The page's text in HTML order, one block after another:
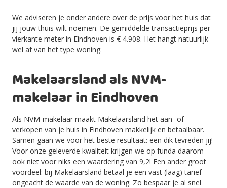
We adviseren je onder andere over de prijs voor het huis dat
jij jouw thuis wilt noemen. De gemiddelde transactieprijs per
vierkante meter in Eindhoven is € 4.908. Het hangt natuurlijk
wel af van het type woning.
Makelaarsland als NVM-
makelaar in Eindhoven
Als NVM-makelaar maakt Makelaarsland het aan- of
verkopen van je huis in Eindhoven makkelijk en betaalbaar.
Samen gaan we voor het beste resultaat: een dik tevreden jij!
Voor onze geleverde kwaliteit krijgen we op funda daarom
ook niet voor niks een waardering van 9,2! Een ander groot
voordeel: bij Makelaarsland betaal je een vast (laag) tarief
ongeacht de waarde van de woning. Zo bespaar je al snel